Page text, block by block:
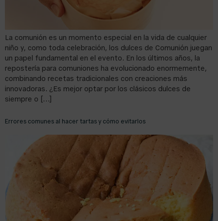
La comunión es un momento especial en la vida de cualquier
niño y, como toda celebración, los dulces de Comunión juegan
un papel fundamental en el evento. En los últimos años, la
repostería para comuniones ha evolucionado enormemente,
combinando recetas tradicionales con creaciones más
innovadoras. ¿Es mejor optar por los clásicos dulces de
siempre o […]
Errores comunes al hacer tartas y cómo evitarlos